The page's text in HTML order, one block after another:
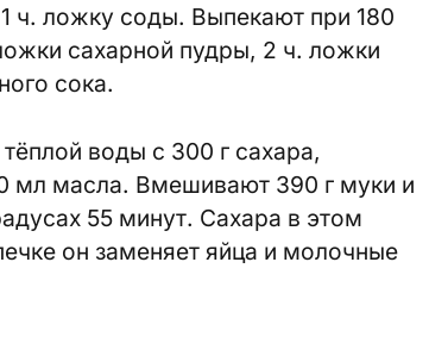
ч. ложку соды. Выпекают при 180
сахарной пудры, 2 ч. ложки
сока.
воды с 300 г сахара,
мл масла. Вмешивают 390 г муки и
55 минут. Сахара в этом
он заменяет яйца и молочные